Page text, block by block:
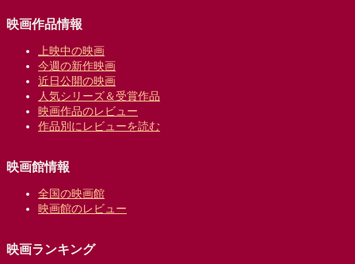
映画作品情報
上映中の映画
今週の新作映画
近日公開の映画
人気シリーズ＆受賞作品
映画作品のレビュー
作品別にレビューを読む
映画館情報
全国の映画館
映画館のレビュー
映画ランキング